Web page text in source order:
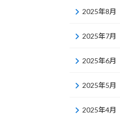
2025年8月
2025年7月
2025年6月
2025年5月
2025年4月